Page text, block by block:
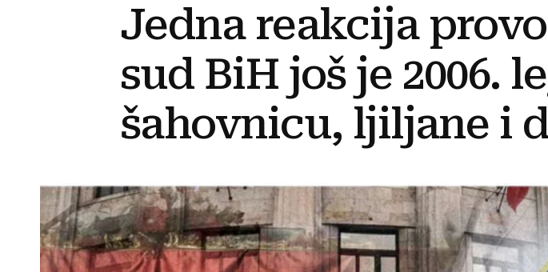
Jedna reakcija
sud BiH još je 2006.
šahovnicu, ljiljane i